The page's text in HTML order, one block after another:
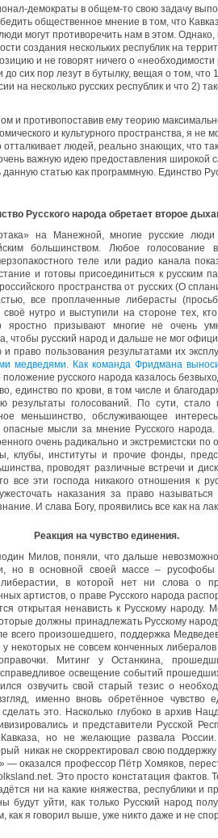
демократы в общем-то свою задачу
общественное мнение в том, что
могут противоречить нам в этом.
создания нескольких республик на
и не говорят ничего о «необходимости
сих пор лезут в бутылку, вещая о том, что
на несколько русских республик и что 2)
и противопоставив ему теорию
и культурного пространства, я не
людей, реально знающих, что
важную идею предоставления широкой
статью как программную. Единство
Русского народа обретает второе
на Манежной, многие русские
большинством. Любое
теле или радио канала
и готовы присоединиться к русским
пространства от русских (О
все проплаченные либерасты
нутро и выступили на стороне тех,
яростно призывают многие не очень
чтобы русский народ и дальше не мог
право пользования результатами их
медведями. Как команда Фридмана
русского народа казалось
единство по крови, в том числе и
результаты голосований. По сути,
меньшинство, обслуживающее
мысли за мнение Русского
очень радикально и экстремистски
клубы, институты и прочие фонды,
проводят различные встречи и
все эти господа никакого отношения к
наказания за право называться
И слава Богу, проявились все как на
Реакция на чувство единения.
Милов, поняли, что дальше невозможно
но в основной своей массе –
в которой нет ни слова о
артистов, о праве Русского народа
открытая ненависть к Русскому
должны принадлежать Русскому
всего произошедшего, поддержка
некоторых не совсем конченных
Митинг у Останкина,
освещение событий
озвучить свой старый тезис о
именно вновь обретённое чувство
это. Насколько глубоко в архив
и представители Русской
но не желающие развала
никак не скорректировал свою
— оказался профессор Пётр Хомяков,
Это просто констатация фактов.
ни на какие княжества, республики и
будут уйти, как только Русский народ
я говорил выше, уже никто даже и не